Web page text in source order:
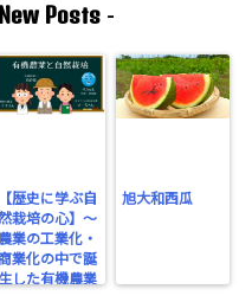
New Posts -
【歴史に学ぶ自
栽培の心】～
農業の工業化・
業化の中で誕
生した有機農業
旭大和西瓜